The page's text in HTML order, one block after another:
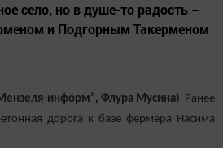
село, но в душе-то радость –
и Подгорным Такерменом
информ”, Флура Мусина) Ранее
дорога к базе фермера Насима